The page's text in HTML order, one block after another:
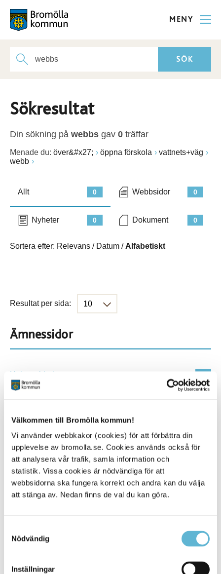
Välkommen till Bromölla kommun!
Vi använder webbkakor (cookies) för att förbättra din
upplevelse av bromolla.se. Cookies används också för
att analysera vår trafik, samla information och
statistik. Vissa cookies är nödvändiga för att
webbsidorna ska fungera korrekt och andra kan du välja
att stänga av. Nedan finns de val du kan göra.
Nödvändig
Inställningar
MENY
Sökresultat
Din sökning på webbs gav 0 träffar
Menade du: över&#x27; öppna förskola
vattnets+väg
webb
0
Allt 0
Webbsidor
0
Nyheter 0
Dokument
Sortera efter: Relevans / Datum / Alfabetiskt
Resultat per sida:
Ämnessidor
Hela webbplatsen
229
Alla platser